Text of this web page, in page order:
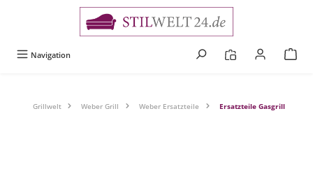
Navigation
Grillwelt Weber Grill Weber Ersatzteile Ersatzteile Gasgrill